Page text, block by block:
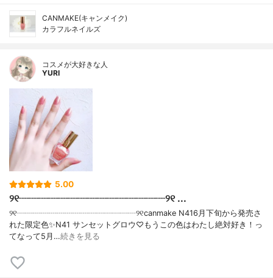
CANMAKE(キャンメイク)
カラフルネイルズ
コスメが大好きな人
YURI
5.00
୨୧┈┈┈┈┈┈┈┈┈┈┈┈┈┈┈୨୧ ...
୨୧┈┈┈┈┈┈┈┈┈┈┈┈┈┈┈୨୧canmake N416月下旬から発売さ
れた限定色✨N41 サンセットグロウ♡もうこの色はわたし絶対好き！っ
てなって5月…続きを見る